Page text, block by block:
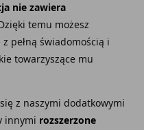
nie zawiera
temu możesz
pełną świadomością i
towarzyszące mu
z naszymi dodatkowymi
innymi rozszerzone